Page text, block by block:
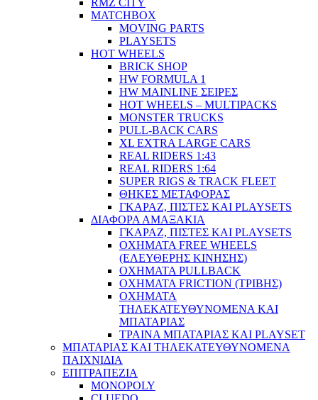
RMZ CITY
MATCHBOX
MOVING PARTS
PLAYSETS
HOT WHEELS
BRICK SHOP
HW FORMULA 1
HW MAINLINE ΣΕΙΡΕΣ
HOT WHEELS – MULTIPACKS
MONSTER TRUCKS
PULL-BACK CARS
XL EXTRA LARGE CARS
REAL RIDERS 1:43
REAL RIDERS 1:64
SUPER RIGS & TRACK FLEET
ΘΗΚΕΣ ΜΕΤΑΦΟΡΑΣ
ΓΚΑΡΑΖ, ΠΙΣΤΕΣ ΚΑΙ PLAYSETS
ΔΙΑΦΟΡΑ ΑΜΑΞΑΚΙΑ
ΓΚΑΡΑΖ, ΠΙΣΤΕΣ ΚΑΙ PLAYSETS
ΟΧΗΜΑΤΑ FREE WHEELS
(ΕΛΕΥΘΕΡΗΣ ΚΙΝΗΣΗΣ)
ΟΧΗΜΑΤΑ PULLBACK
ΟΧΗΜΑΤΑ FRICTION (ΤΡΙΒΗΣ)
ΟΧΗΜΑΤΑ
ΤΗΛΕΚΑΤΕΥΘΥΝΟΜΕΝΑ ΚΑΙ
ΜΠΑΤΑΡΙΑΣ
ΤΡΑΙΝΑ ΜΠΑΤΑΡΙΑΣ ΚΑΙ PLAYSET
ΜΠΑΤΑΡΙΑΣ ΚΑΙ ΤΗΛΕΚΑΤΕΥΘΥΝΟΜΕΝΑ
ΠΑΙΧΝΙΔΙΑ
ΕΠΙΤΡΑΠΕΖΙΑ
MONOPOLY